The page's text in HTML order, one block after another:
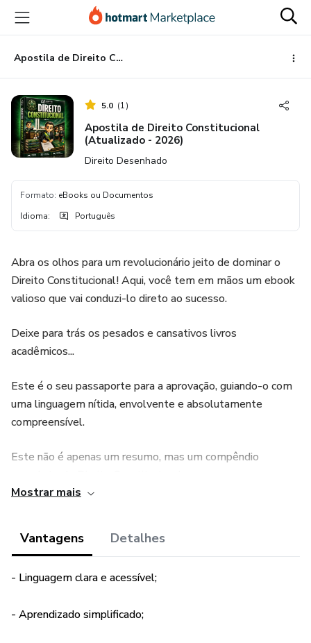
para
conteúdo
principal
para
pagamento
para
rodapé
Apostila de Direito Constitucional (Atualizado - 2026)
5.0 (1)
Apostila de Direito Constitucional
(Atualizado - 2026)
Direito Desenhado
Formato: eBooks ou Documentos
Idioma: Português
Abra os olhos para um revolucionário jeito de dominar o
Direito Constitucional! Aqui, você tem em mãos um ebook
valioso que vai conduzi-lo direto ao sucesso.
Deixe para trás os pesados e cansativos livros
acadêmicos...
Este é o seu passaporte para a aprovação, guiando-o com
uma linguagem nítida, envolvente e absolutamente
compreensível.
Este não é apenas um resumo, mas um compêndio
incrivelmente simples.
Desenvolvido pelo "Direito Desenhado", este material
didático e compreensível.
Mostrar mais
Vantagens Detalhes
- Linguagem clara e acessível;
- Aprendizado simplificado;